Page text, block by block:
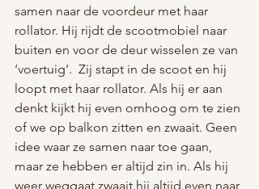
samen naar de voordeur met haar
rollator. Hij rijdt de scootmobiel naar
buiten en voor de deur wisselen ze van
‘voertuig’.  Zij stapt in de scoot en hij
loopt met haar rollator. Als hij er aan
denkt kijkt hij even omhoog om te zien
of we op balkon zitten en zwaait. Geen
idee waar ze samen naar toe gaan,
maar ze hebben er altijd zin in. Als hij
weer weggaat zwaait hij altijd even naar